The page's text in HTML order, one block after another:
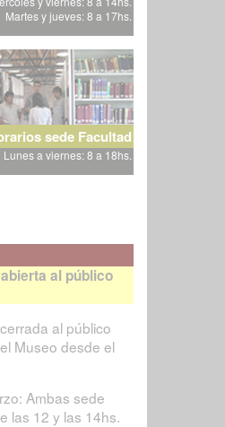
Martes y jueves: 8 a 17hs.
sede Facultad
Lunes a viernes: 8 a 18hs.
al público
al público
Museo desde el
Ambas sede
las 12 y las 14hs.